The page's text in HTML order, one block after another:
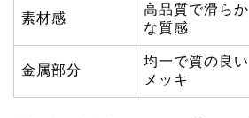
素材感
高品質で滑らか
な質感
金属部分
均一で質の良い
メッキ